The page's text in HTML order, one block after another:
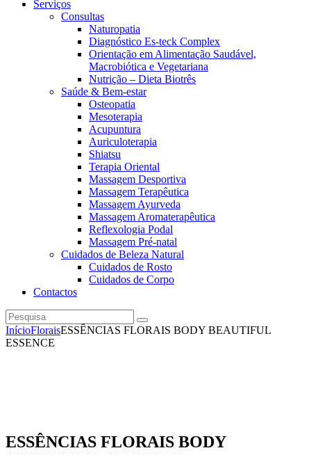
Serviços
Consultas
Naturopatia
Diagnóstico Es-teck Complex
Orientação em Alimentação Saudável,
Macrobiótica e Vegetariana
Nutrição – Dieta Biotrês
Saúde & Bem-estar
Osteopatia
Mesoterapia
Acupuntura
Auriculoterapia
Shiatsu
Terapia Oriental
Massagem Desportiva
Massagem Terapêutica
Massagem Ayurveda
Massagem Aromaterapêutica
Reflexologia Podal
Massagem Pré-natal
Cuidados de Beleza Natural
Cuidados de Rosto
Cuidados de Corpo
Contactos
Pesquisa
instagramm
facebook
InícioFloraisESSÊNCIAS FLORAIS BODY BEAUTIFUL
ESSENCE
ESSÊNCIAS FLORAIS BODY